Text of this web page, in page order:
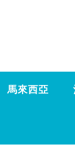
馬來西亞